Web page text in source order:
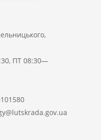
ПТ 08:30—